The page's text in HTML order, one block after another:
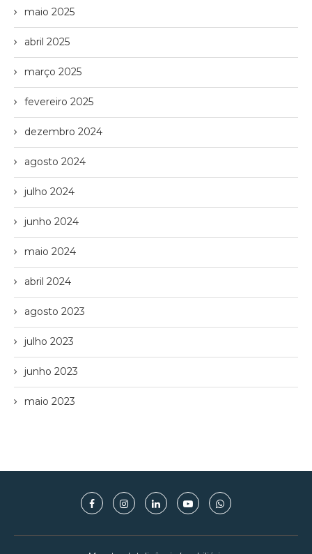
maio 2025
abril 2025
março 2025
fevereiro 2025
dezembro 2024
agosto 2024
julho 2024
junho 2024
maio 2024
abril 2024
agosto 2023
julho 2023
junho 2023
maio 2023